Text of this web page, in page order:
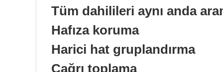
Tüm dahilileri aynı anda
Hafıza koruma
Harici hat gruplandırma
Çağrı toplama